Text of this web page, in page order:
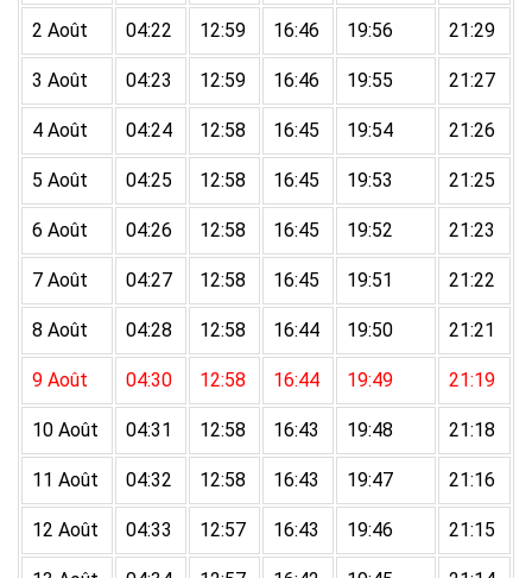
2 Août 04:22 12:59 16:46 19:56 21:29
3 Août 04:23 12:59 16:46 19:55 21:27
4 Août 04:24 12:58 16:45 19:54 21:26
5 Août 04:25 12:58 16:45 19:53 21:25
6 Août 04:26 12:58 16:45 19:52 21:23
7 Août 04:27 12:58 16:45 19:51 21:22
8 Août 04:28 12:58 16:44 19:50 21:21
9 Août 04:30 12:58 16:44 19:49 21:19
10 Août 04:31 12:58 16:43 19:48 21:18
11 Août 04:32 12:58 16:43 19:47 21:16
12 Août 04:33 12:57 16:43 19:46 21:15